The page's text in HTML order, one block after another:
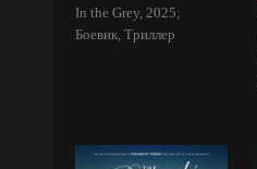
In the Grey, 2025;
Боевик, Триллер